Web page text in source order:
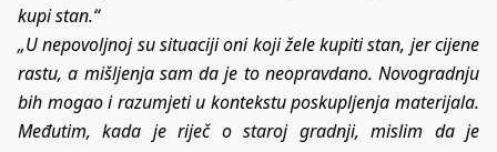
kupi stan.“
„U nepovoljnoj su situaciji oni koji žele kupiti stan, jer cijene
rastu, a mišljenja sam da je to neopravdano. Novogradnju
bih mogao i razumjeti u kontekstu poskupljenja materijala.
Međutim, kada je riječ o staroj gradnji, mislim da je